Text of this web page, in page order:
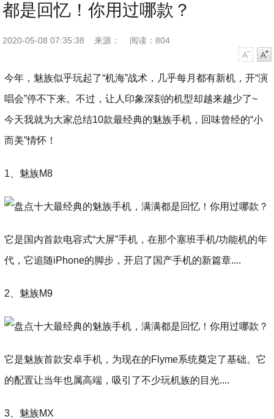
都是回忆！你用过哪款？
2020-05-08 07:35:38 来源：
阅读：804
今年，魅族似乎玩起了“机海”战术，几乎每月都有新机，开“演
唱会”停不下来。不过，让人印象深刻的机型却越来越少了~
今天我就为大家总结10款最经典的魅族手机，回味曾经的“小
而美”情怀！
1、魅族M8
它是国内首款电容式“大屏”手机，在那个塞班手机/功能机的年
代，它追随iPhone的脚步，开启了国产手机的新篇章....
2、魅族M9
它是魅族首款安卓手机，为现在的Flyme系统奠定了基础。它
的配置让当年也属高端，吸引了不少玩机族的目光....
3、魅族MX